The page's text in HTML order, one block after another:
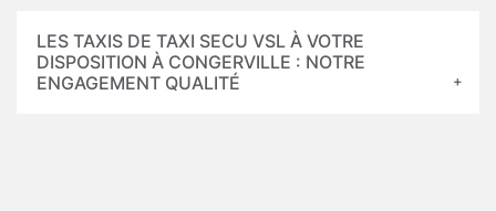
LES TAXIS DE TAXI SECU VSL À VOTRE
DISPOSITION À CONGERVILLE : NOTRE
ENGAGEMENT QUALITÉ